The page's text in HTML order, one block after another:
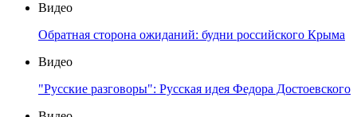
Видео
Обратная сторона ожиданий: будни российского Крыма
Видео
"Русские разговоры": Русская идея Федора Достоевского